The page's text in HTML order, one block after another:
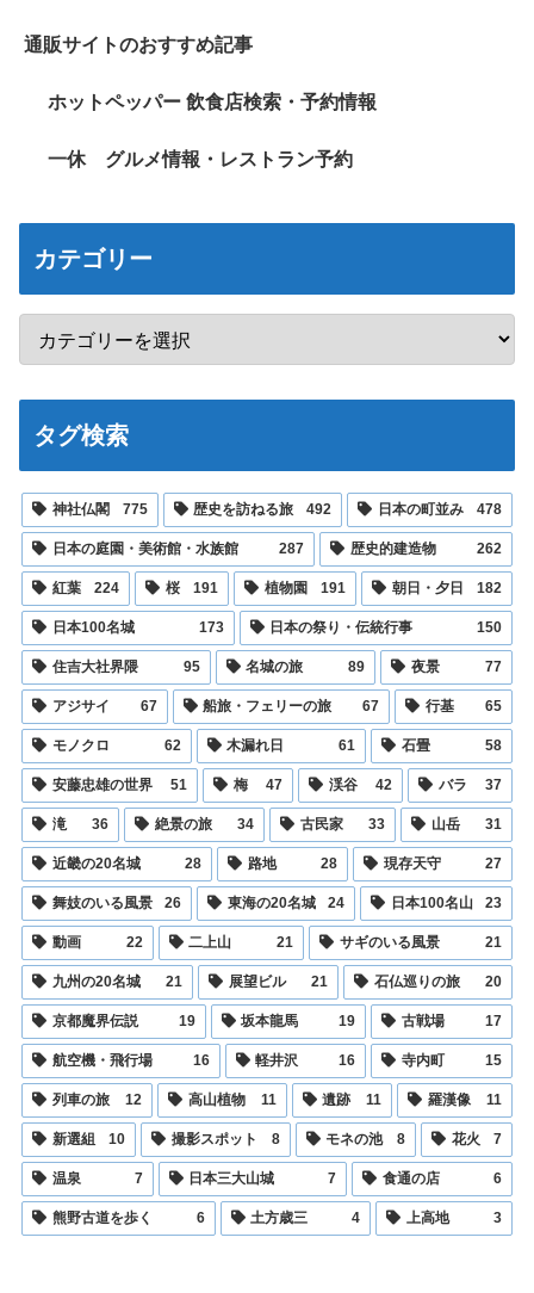
通販サイトのおすすめ記事
ホットペッパー 飲食店検索・予約情報
一休 グルメ情報・レストラン予約
カテゴリー
タグ検索
神社仏閣 775 歴史を訪ねる旅 492 日本の町並み 478
日本の庭園・美術館・水族館 287 歴史的建造物 262
紅葉 224 桜 191 植物園 191 朝日・夕日 182
日本100名城 173 日本の祭り・伝統行事 150
住吉大社界隈 95 名城の旅 89 夜景 77
アジサイ 67 船旅・フェリーの旅 67 行基 65
モノクロ 62 木漏れ日 61 石畳 58
安藤忠雄の世界 51 梅 47 渓谷 42 バラ 37
滝 36 絶景の旅 34 古民家 33 山岳 31
近畿の20名城 28 路地 28 現存天守 27
舞妓のいる風景 26 東海の20名城 24 日本100名山 23
動画 22 二上山 21 サギのいる風景 21
九州の20名城 21 展望ビル 21 石仏巡りの旅 20
京都魔界伝説 19 坂本龍馬 19 古戦場 17
航空機・飛行場 16 軽井沢 16 寺内町 15
列車の旅 12 高山植物 11 遺跡 11 羅漢像 11
新選組 10 撮影スポット 8 モネの池 8 花火 7
温泉 7 日本三大山城 7 食通の店 6
熊野古道を歩く 6 土方歳三 4 上高地 3